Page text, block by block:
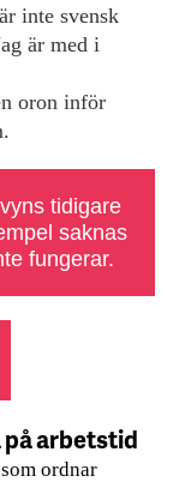
inte svensk
är med i
oron inför
tidigare
saknas
fungerar.
på arbetstid
ordnar